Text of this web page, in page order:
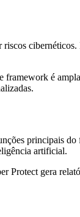
cibernéticos.
framework é
principais
artificial.
Protect gera